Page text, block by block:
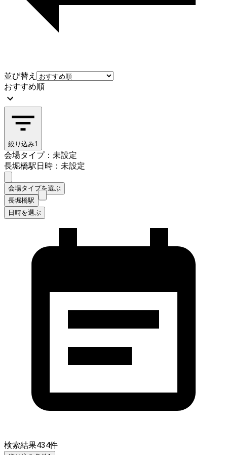
並び替え
おすすめ順
絞り込み1
会場タイプ：未設定
長堀橋駅日時：未設定
会場タイプを選ぶ
長堀橋駅
日時を選ぶ
検索結果434件